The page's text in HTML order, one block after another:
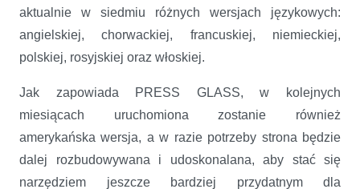
aktualnie w siedmiu różnych wersjach językowych:
angielskiej, chorwackiej, francuskiej, niemieckiej,
polskiej, rosyjskiej oraz włoskiej.
Jak zapowiada PRESS GLASS, w kolejnych
miesiącach uruchomiona zostanie również
amerykańska wersja, a w razie potrzeby strona będzie
dalej rozbudowywana i udoskonalana, aby stać się
narzędziem jeszcze bardziej przydatnym dla